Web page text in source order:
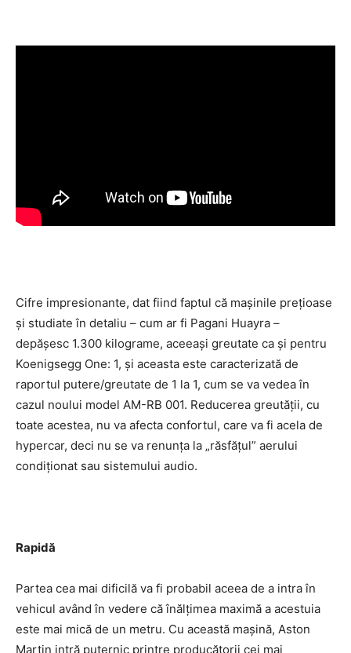
Cifre impresionante, dat fiind faptul că maşinile preţioase
şi studiate în detaliu – cum ar fi Pagani Huayra –
depăşesc 1.300 kilograme, aceeaşi greutate ca şi pentru
Koenigsegg One: 1, şi aceasta este caracterizată de
raportul putere/greutate de 1 la 1, cum se va vedea în
cazul noului model AM-RB 001. Reducerea greutăţii, cu
toate acestea, nu va afecta confortul, care va fi acela de
hypercar, deci nu se va renunţa la „răsfăţul” aerului
condiţionat sau sistemului audio.
Rapidă
Partea cea mai dificilă va fi probabil aceea de a intra în
vehicul având în vedere că înălţimea maximă a acestuia
este mai mică de un metru. Cu această maşină, Aston
Martin intră puternic printre producătorii cei mai